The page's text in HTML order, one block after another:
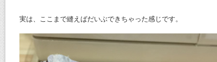
実は、ここまで縫えばだいぶできちゃった感じです。